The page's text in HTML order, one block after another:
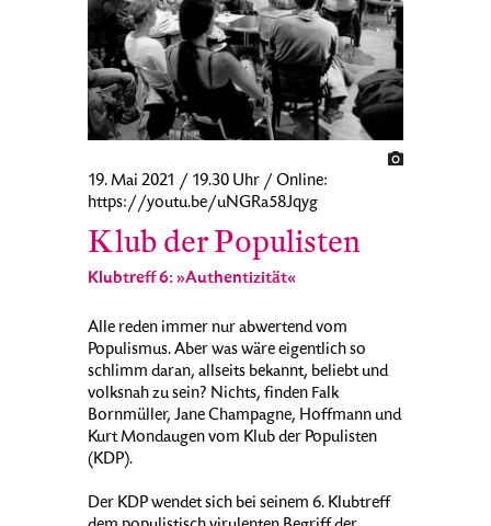
19. Mai 2021 / 19.30 Uhr / Online:
https://youtu.be/uNGRa58Jqyg
Klub der Populisten
Klubtreff 6: »Authentizität«
Alle reden immer nur abwertend vom
Populismus. Aber was wäre eigentlich so
schlimm daran, allseits bekannt, beliebt und
volksnah zu sein? Nichts, finden Falk
Bornmüller, Jane Champagne, Hoffmann und
Kurt Mondaugen vom Klub der Populisten
(KDP).
Der KDP wendet sich bei seinem 6. Klubtreff